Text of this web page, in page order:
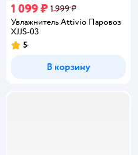
1 099 ₽ 1 999 ₽
Увлажнитель Attivio Паровоз
XJJS-03
Рейтинг:
5
В корзину